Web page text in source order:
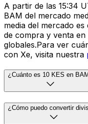
A partir de las 15:34
BAM del mercado
media del mercado
de compra y venta en
globales.Para ver
con Xe, visita nuestra
¿Cuánto es 10 KES en
¿Cómo puedo convertir